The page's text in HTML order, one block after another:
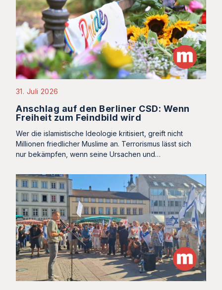
31. Juli 2026
Anschlag auf den Berliner CSD: Wenn
Freiheit zum Feindbild wird
Wer die islamistische Ideologie kritisiert, greift nicht
Millionen friedlicher Muslime an. Terrorismus lässt sich
nur bekämpfen, wenn seine Ursachen und…